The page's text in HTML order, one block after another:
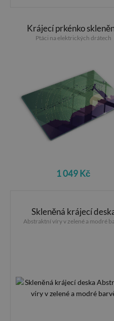
Krájecí prkénko
Ptáci na elektrických drátech
1 049 Kč
Skleněná krájecí
Abstraktní víry v zelené a modré